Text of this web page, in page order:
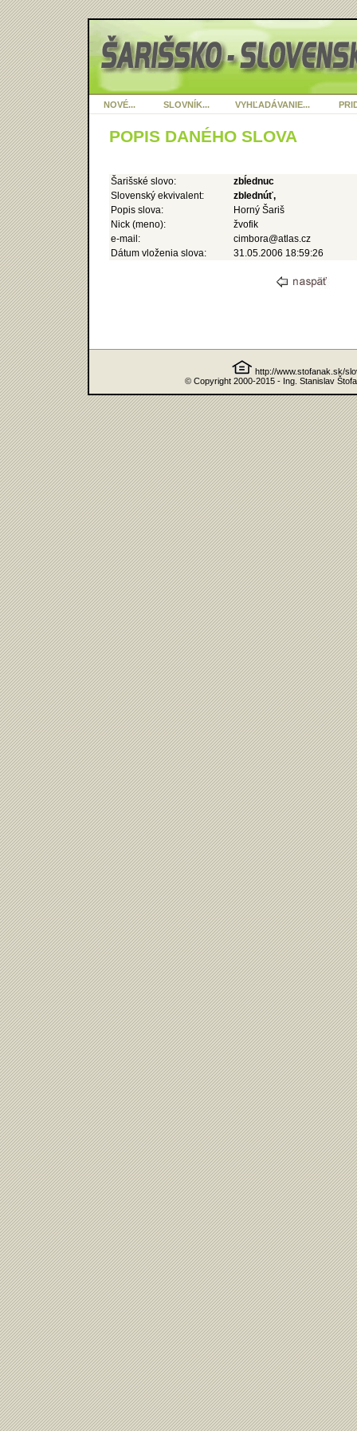
NOVÉ... SLOVNÍK... VYHĽADÁVANIE...
POPIS DANÉHO SLOVA
Šarišské slovo:
zbĺednuc
Slovenský ekvivalent:
zblednúť,
Popis slova:
Horný Šariš
Nick (meno):
žvofik
e-mail:
cimbora@atlas.cz
Dátum vloženia slova:
31.05.2006 18:59:26
http://www.stofanak.sk/
© Copyright 2000-2015 - Ing. Stanislav